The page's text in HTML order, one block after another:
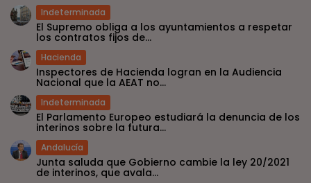
Indeterminada
El Supremo obliga a los ayuntamientos a respetar
los contratos fijos de...
Hacienda
Inspectores de Hacienda logran en la Audiencia
Nacional que la AEAT no...
Indeterminada
El Parlamento Europeo estudiará la denuncia de los
interinos sobre la futura...
Andalucía
Junta saluda que Gobierno cambie la ley 20/2021
de interinos, que avala...